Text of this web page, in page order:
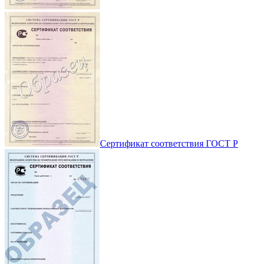
Сертификат соответствия ГОСТ Р